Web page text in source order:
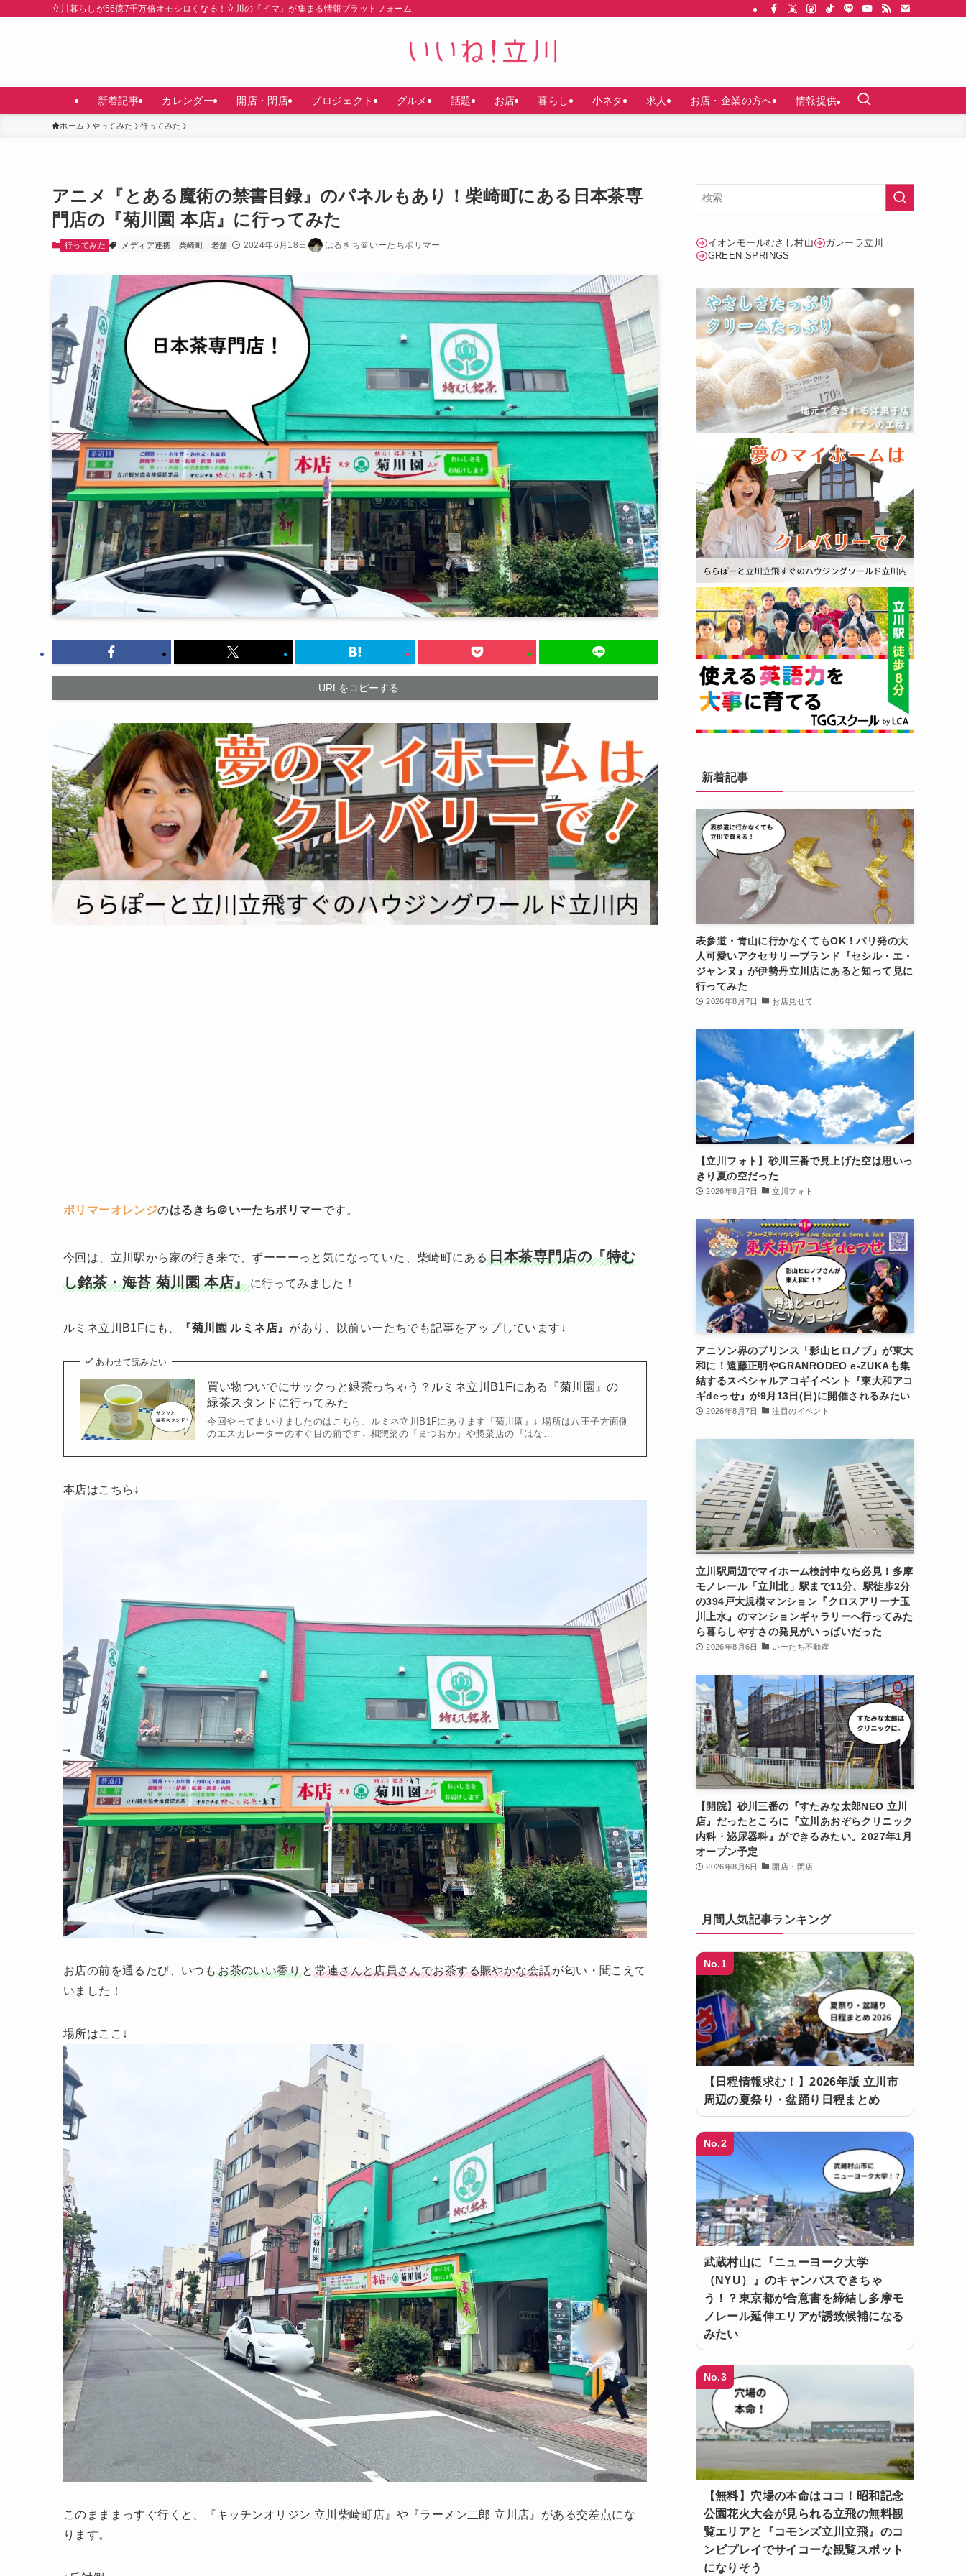
立川暮らしが56億7千万倍オモシロくなる！立川の『イマ』が集まる情報プラットフォーム
新着記事 カレンダー 開店・閉店 プロジェクト グルメ 話題 お店 暮らし 小ネタ 求人 お店・企業の方へ 情報提供
ホーム やってみた 行ってみた
アニメ『とある魔術の禁書目録』のパネルもあり！柴崎町にある日本茶専
門店の『菊川園 本店』に行ってみた
行ってみた メディア連携 柴崎町 老舗 2024年6月18日 はるきち＠いーたちポリマー
URLをコピーする
ポリマーオレンジのはるきち＠いーたちポリマーです。
今回は、立川駅から家の行き来で、ずーーーっと気になっていた、柴崎町にある日本茶専門店の『特む
し銘茶・海苔 菊川園 本店』に行ってみました！
ルミネ立川B1Fにも、 『菊川園 ルミネ店』 があり、以前いーたちでも記事をアップしています↓
あわせて読みたい
買い物ついでにサックっと緑茶っちゃう？ルミネ立川B1Fにある『菊川園』の
緑茶スタンドに行ってみた
今回やってまいりましたのはこちら、ルミネ立川B1Fにあります『菊川園』↓ 場所は八王子方面側
のエスカレーターのすぐ目の前です↓ 和惣菜の『まつおか』や惣菜店の『はな…
本店はこちら↓
お店の前を通るたび、いつもお茶のいい香り と常連さんと店員さんでお茶する賑やかな会話が匂い・聞こえて
いました！
場所はここ↓
このまままっすぐ行くと、『キッチンオリジン 立川柴崎町店』や『ラーメン二郎 立川店』がある交差点にな
ります。
イオンモールむさし村山
ガレーラ立川
GREEN SPRINGS
新着記事
表参道・青山に行かなくてもOK！パリ発の大
人可愛いアクセサリーブランド『セシル・エ・
ジャンヌ』が伊勢丹立川店にあると知って見に
行ってみた
2026年8月7日 お店見せて
【立川フォト】砂川三番で見上げた空は思いっ
きり夏の空だった
2026年8月7日 立川フォト
アニソン界のプリンス「影山ヒロノブ」が東大
和に！遠藤正明やGRANRODEO e-ZUKAも集
結するスペシャルアコギイベント『東大和アコ
ギdeっせ』が9月13日(日)に開催されるみたい
2026年8月7日 注目のイベント
立川駅周辺でマイホーム検討中なら必見！多摩
モノレール「立川北」駅まで11分、駅徒歩2分
の394戸大規模マンション『クロスアリーナ玉
川上水』のマンションギャラリーへ行ってみた
ら暮らしやすさの発見がいっぱいだった
2026年8月6日 いーたち不動産
【開院】砂川三番の『すたみな太郎NEO 立川
店』だったところに『立川あおぞらクリニック
内科・泌尿器科』ができるみたい。2027年1月
オープン予定
2026年8月6日 開店・閉店
月間人気記事ランキング
No.1
【日程情報求む！】2026年版 立川市
周辺の夏祭り・盆踊り日程まとめ
No.2
武蔵村山に『ニューヨーク大学
（NYU）』のキャンパスできちゃ
う！？東京都が合意書を締結し多摩モ
ノレール延伸エリアが誘致候補になる
みたい
No.3
【無料】穴場の本命はココ！昭和記念
公園花火大会が見られる立飛の無料観
覧エリアと『コモンズ立川立飛』のコ
ンビプレイでサイコーな観覧スポット
になりそう